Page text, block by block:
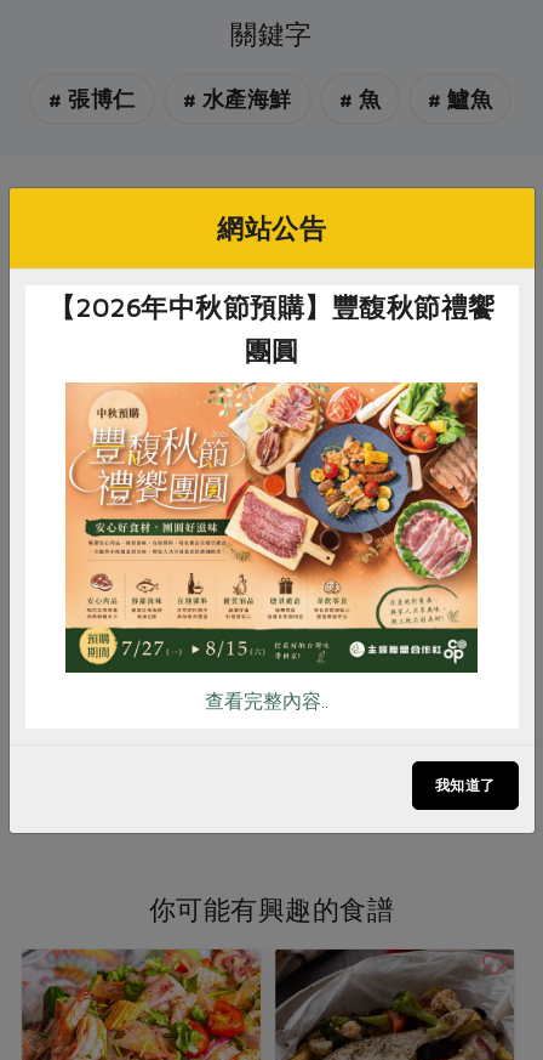
關鍵字
# 張博仁 # 水產海鮮 # 魚 # 鱸魚
你可能有興趣的產品
海水金目鱸魚(張博仁)-500g
500公克
冷凍
暫無庫存
張博仁
海水金目鱸魚(張博仁)-300g
300公克
葷 冷凍
$160
你可能有興趣的食譜
惜食 RPET 食譜 減硝酸鹽
雞蛋 食安 共同購買
網站公告
【2026年中秋節預購】豐馥秋節禮饗
團圓
查看完整內容..
我知道了